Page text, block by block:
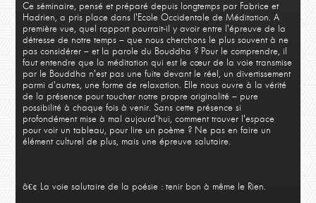
Ce séminaire, pensé et préparé depuis longtemps par Fabrice et
Hadrien, a pris place dans l'Ecole Occidentale de Méditation. A
première vue, quel rapport pourrait-il y avoir entre l'épreuve de la
détresse de notre temps – que nous cherchons le plus souvent à ne
pas considérer – et la parole du Bouddha ? Pour le comprendre, il
faut entendre que la méditation qui est le cœur de la voie transmise
par le Bouddha n'est pas une fuite devant le réel, un divertissement
parmi d'autres, une forme de relaxation. Elle nous ouvre à la vérité
de la présence pour toucher notre propre originalité – pure
possibilité à chaque fois à venir. Sans cette présence si
profondément mise à mal aujourd'hui, comment trouver l'espace
pour voir un tableau, pour lire un poème ? Ne pas en faire un
élément culturel de plus, mais une épreuve salutaire.
â€¢ La voie salutaire de la poésie : tenir bon à même le Rien.